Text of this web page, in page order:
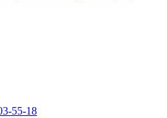
55-18